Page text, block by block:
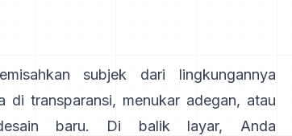
subjek dari lingkungannya
di transparansi, menukar adegan, atau
baru. Di balik layar, Anda